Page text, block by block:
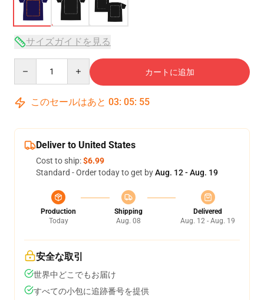
サイズガイドを見る
カートに追加
このセールはあと 03: 05: 54
Deliver to United States
Cost to ship:$6.99
Standard - Order today to get byAug. 12 - Aug. 19
Production
Today
Shipping
Aug. 08
Delivered
Aug. 12 - Aug. 19
安全な取引
世界中どこでもお届け
すべての小包に追跡番号を提供